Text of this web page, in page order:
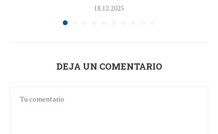
18.12.2025
DEJA UN COMENTARIO